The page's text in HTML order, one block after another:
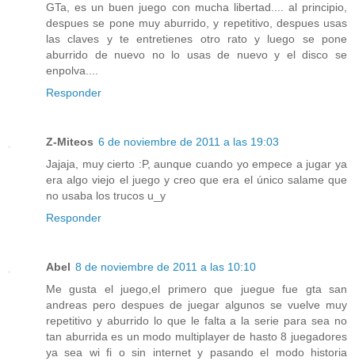
GTa, es un buen juego con mucha libertad.... al principio,
despues se pone muy aburrido, y repetitivo, despues usas
las claves y te entretienes otro rato y luego se pone
aburrido de nuevo no lo usas de nuevo y el disco se
enpolva....
Responder
Z-Miteos 6 de noviembre de 2011 a las 19:03
Jajaja, muy cierto :P, aunque cuando yo empece a jugar ya
era algo viejo el juego y creo que era el único salame que
no usaba los trucos u_y
Responder
Abel 8 de noviembre de 2011 a las 10:10
Me gusta el juego,el primero que juegue fue gta san
andreas pero despues de juegar algunos se vuelve muy
repetitivo y aburrido lo que le falta a la serie para sea no
tan aburrida es un modo multiplayer de hasto 8 juegadores
ya sea wi fi o sin internet y pasando el modo historia